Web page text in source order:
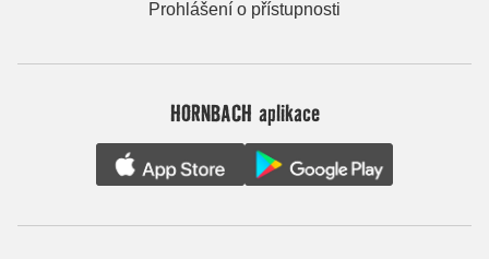
Prohlášení o přístupnosti
HORNBACH aplikace